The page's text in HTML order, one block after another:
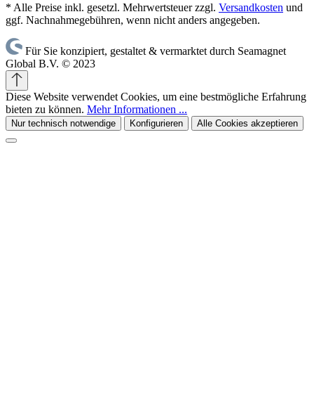
* Alle Preise inkl. gesetzl. Mehrwertsteuer zzgl. Versandkosten und
ggf. Nachnahmegebühren, wenn nicht anders angegeben.
Für Sie konzipiert, gestaltet & vermarktet durch Seamagnet
Global B.V. © 2023
Diese Website verwendet Cookies, um eine bestmögliche Erfahrung
bieten zu können. Mehr Informationen ...
Nur technisch notwendige Konfigurieren Alle Cookies akzeptieren